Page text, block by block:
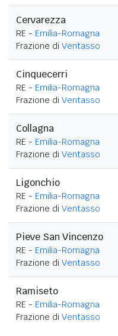
Cervarezza
RE - Emilia-Romagna
Frazione di Ventasso
Cinquecerri
RE - Emilia-Romagna
Frazione di Ventasso
Collagna
RE - Emilia-Romagna
Frazione di Ventasso
Ligonchio
RE - Emilia-Romagna
Frazione di Ventasso
Pieve San Vincenzo
RE - Emilia-Romagna
Frazione di Ventasso
Ramiseto
RE - Emilia-Romagna
Frazione di Ventasso